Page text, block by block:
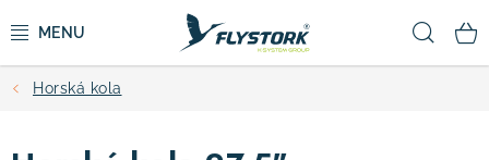
na
CYKLISTIKA
Horská kola